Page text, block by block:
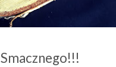
Smacznego!!!